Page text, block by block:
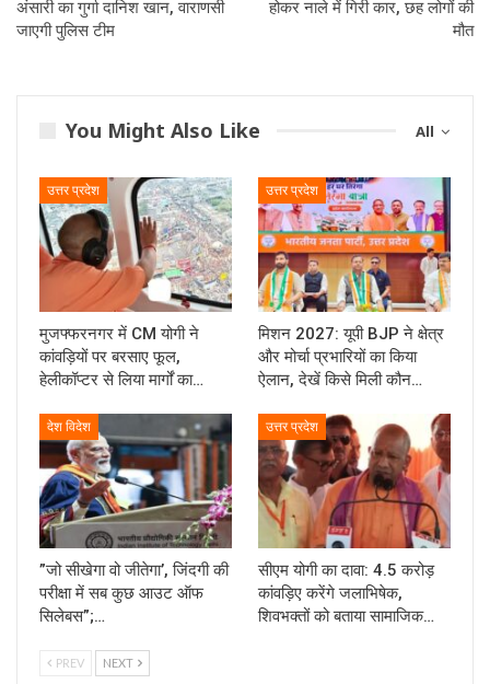
अंसारी का गुर्गा दानिश खान, वाराणसी
जाएगी पुलिस टीम
होकर नाले में गिरी कार, छह लोगों की
मौत
All
You Might Also Like
उत्तर प्रदेश
मुजफ्फरनगर में CM योगी ने
कांवड़ियों पर बरसाए फूल,
हेलीकॉप्टर से लिया मार्गों का…
उत्तर प्रदेश
मिशन 2027: यूपी BJP ने क्षेत्र
और मोर्चा प्रभारियों का किया
ऐलान, देखें किसे मिली कौन…
देश विदेश
”जो सीखेगा वो जीतेगा’, जिंदगी की
परीक्षा में सब कुछ आउट ऑफ
सिलेबस”;…
उत्तर प्रदेश
सीएम योगी का दावा: 4.5 करोड़
कांवड़िए करेंगे जलाभिषेक,
शिवभक्तों को बताया सामाजिक…
PREV NEXT